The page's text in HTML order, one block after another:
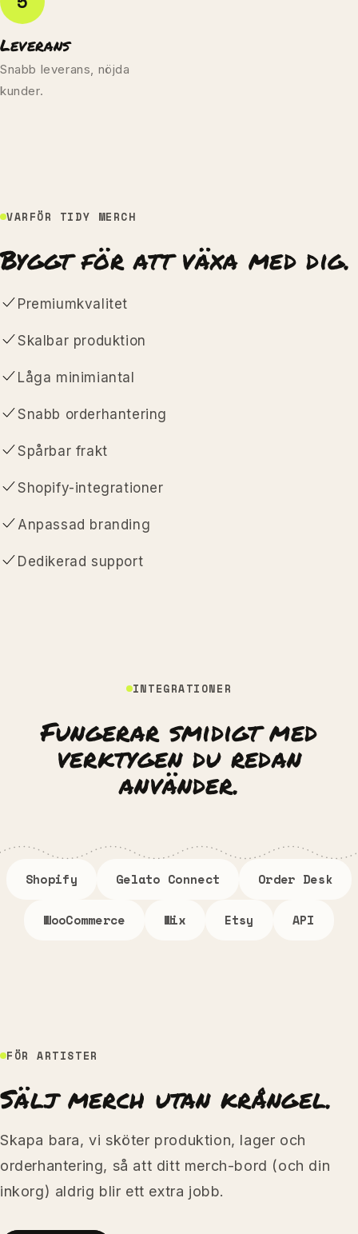
Leverans
Snabb leverans, nöjda
kunder.
VARFÖR TIDY MERCH
Byggt för att växa med dig.
Premiumkvalitet
Skalbar produktion
Låga minimiantal
Snabb orderhantering
Spårbar frakt
Shopify-integrationer
Anpassad branding
Dedikerad support
INTEGRATIONER
Fungerar smidigt med
verktygen du redan
använder.
Shopify Gelato Connect Order Desk
WooCommerce Wix Etsy API
FÖR ARTISTER
Sälj merch utan krångel.
Skapa bara, vi sköter produktion, lager och
orderhantering, så att ditt merch-bord (och din
inkorg) aldrig blir ett extra jobb.